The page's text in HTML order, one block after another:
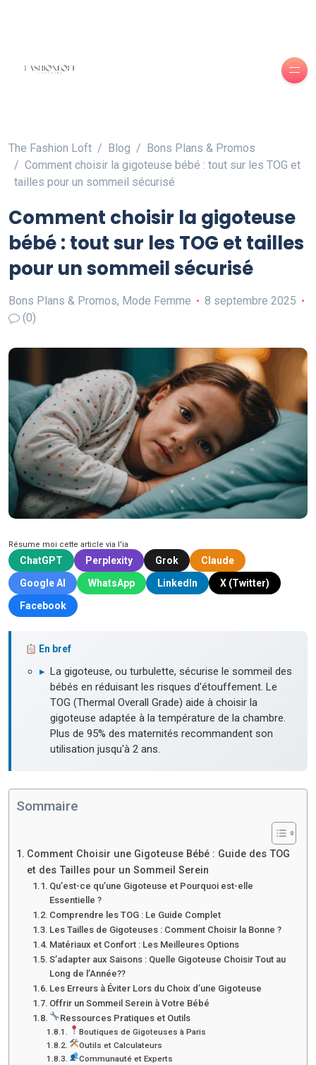
The Fashion Loft Blog
Bons Plans & Promos
Comment choisir la gigoteuse bébé : tout sur les TOG et
tailles pour un sommeil sécurisé
Comment choisir la gigoteuse
bébé : tout sur les TOG et tailles
pour un sommeil sécurisé
Bons Plans & Promos, Mode Femme
8 septembre 2025
(0)
Résume moi cette article via l'ia
ChatGPT Perplexity Grok
Claude
Google AI
WhatsApp LinkedIn
X (Twitter)
Facebook
En bref
▸ La gigoteuse, ou turbulette, sécurise le sommeil des
bébés en réduisant les risques d'étouffement. Le
TOG (Thermal Overall Grade) aide à choisir la
gigoteuse adaptée à la température de la chambre.
Plus de 95% des maternités recommandent son
utilisation jusqu'à 2 ans.
Sommaire
Comment Choisir une Gigoteuse Bébé : Guide des TOG
et des Tailles pour un Sommeil Serein
Qu’est-ce qu’une Gigoteuse et Pourquoi est-elle
Essentielle ?
Comprendre les TOG : Le Guide Complet
Les Tailles de Gigoteuses : Comment Choisir la Bonne ?
Matériaux et Confort : Les Meilleures Options
S’adapter aux Saisons : Quelle Gigoteuse Choisir Tout au
Long de l’Année??
Les Erreurs à Éviter Lors du Choix d’une Gigoteuse
Offrir un Sommeil Serein à Votre Bébé
Ressources Pratiques et Outils
Boutiques de Gigoteuses à Paris
Outils et Calculateurs
Communauté et Experts